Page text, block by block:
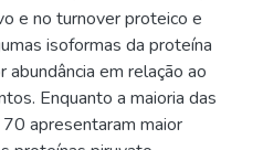
e no turnover proteico e
isoformas da proteína
em relação ao
Enquanto a maioria das
apresentaram maior